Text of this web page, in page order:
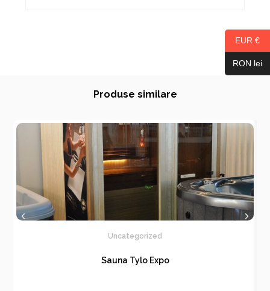
Produse similare
Uncategorized
Sauna Tylo Expo
EUR €
RON lei